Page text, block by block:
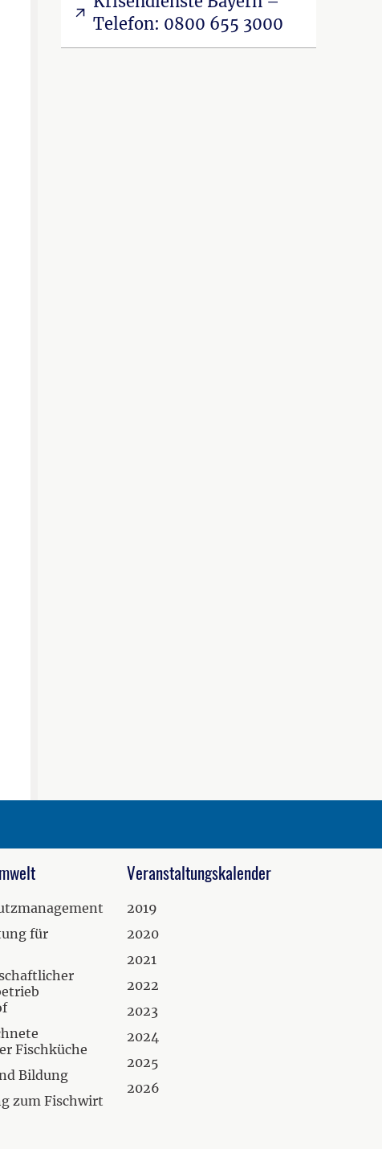
Telefon: 0800 655 3000
für
Fischküche
Bildung
zum Fischwirt
Veranstaltungskalender
2019
2020
2021
2022
2023
2024
2025
2026